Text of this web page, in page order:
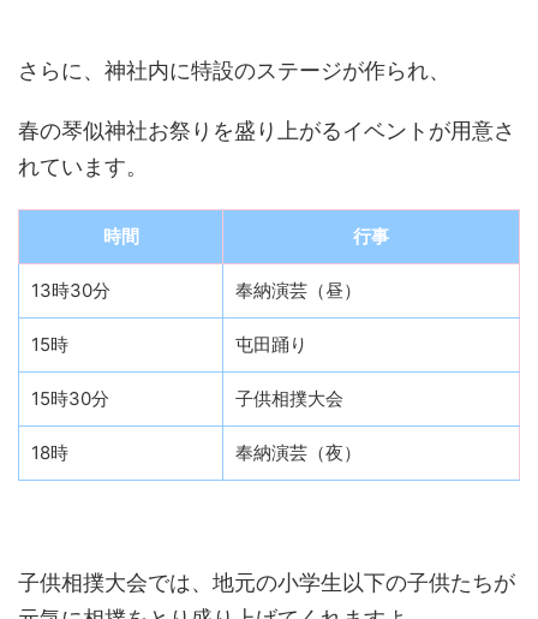
さらに、神社内に特設のステージが作られ、
春の琴似神社お祭りを盛り上がるイベントが用意さ
れています。
時間 行事
13時30分 奉納演芸（昼）
15時 屯田踊り
15時30分 子供相撲大会
18時 奉納演芸（夜）
子供相撲大会では、地元の小学生以下の子供たちが